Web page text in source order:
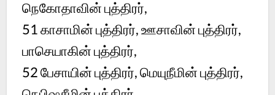
நெகோதாவின் புத்திரர்,
51 காசாமின் புத்திரர், ஊசாவின் புத்திரர்,
பாசெயாகின் புத்திரர்,
52 பேசாயின் புத்திரர், மெயுநீமின் புத்திரர்,